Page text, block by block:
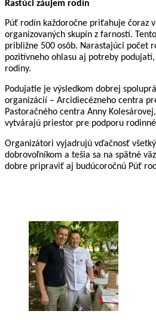
Rastúci záujem rodín
Púť rodín každoročne priťahuje čoraz
organizovaných skupín z farností.
približne 500 osôb. Narastajúci počet
pozitívneho ohlasu aj potreby
rodiny.
Podujatie je výsledkom dobrej
organizácií – Arcidiecézneho centra
Pastoračného centra Anny
vytvárajú priestor pre podporu
Organizátori vyjadrujú vďačnosť
dobrovoľníkom a tešia sa na spätné
dobre pripraviť aj budúcoročnú Púť